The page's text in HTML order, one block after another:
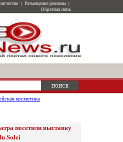
| Размещение рекламы |
Обратная связь
посетили выставку
Solei